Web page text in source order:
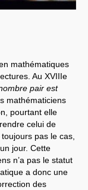
mathématiques
Au XVIIIe
pair est
mathématiciens
pourtant elle
celui de
pas le cas,
jour. Cette
n’a pas le statut
a donc une
des